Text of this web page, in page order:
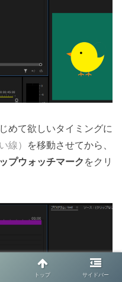
めて欲しいタイミングに
線） を移動させてから、
プウォッチマーク をクリ
トップ サイドバー